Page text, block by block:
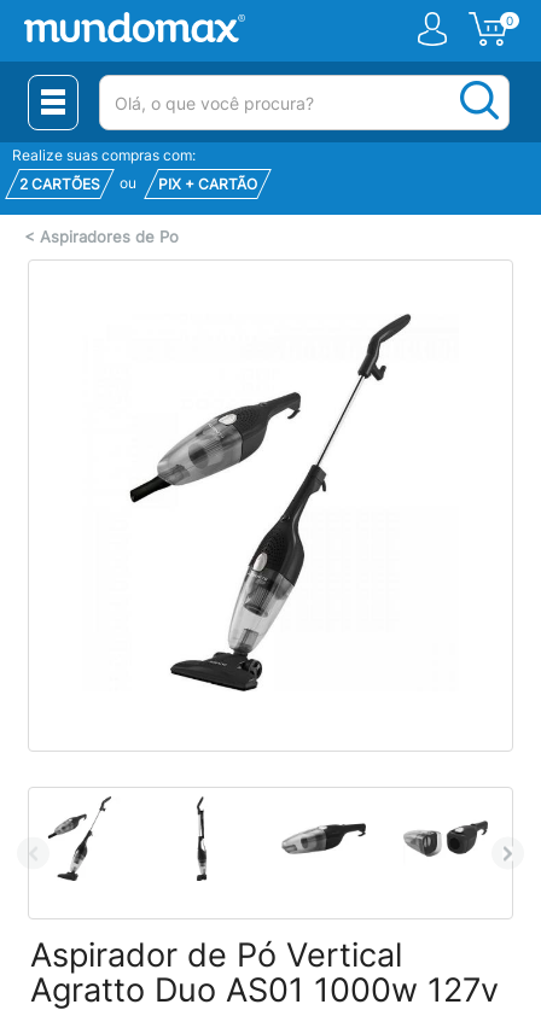
0
(pesquisar)
Realize suas compras com:
2 CARTÕES
ou PIX + CARTÃO
< Aspiradores de Po
Aspirador de Pó Vertical
Agratto Duo AS01 1000w 127v